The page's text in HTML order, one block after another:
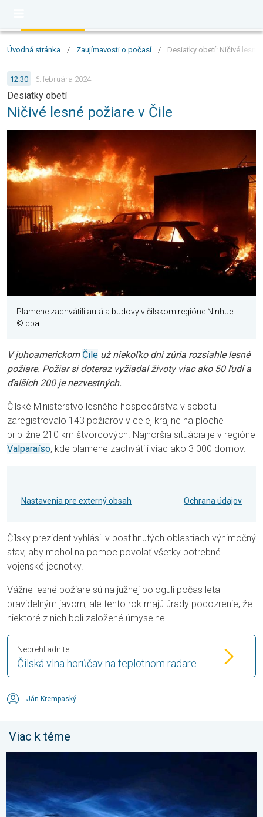
Úvodná stránka / Zaujímavosti o počasí / Desiatky obetí: Ničivé lesné
12:30 6. februára 2024
Desiatky obetí
Ničivé lesné požiare v Čile
Plamene zachvátili autá a budovy v čilskom regióne Ninhue. -
© dpa
V juhoamerickom Čile už niekoľko dní zúria rozsiahle lesné
požiare. Požiar si doteraz vyžiadal životy viac ako 50 ľudí a
ďalších 200 je nezvestných.
Čilské Ministerstvo lesného hospodárstva v sobotu
zaregistrovalo 143 požiarov v celej krajine na ploche
približne 210 km štvorcových. Najhoršia situácia je v regióne
Valparaíso, kde plamene zachvátili viac ako 3 000 domov.
Nastavenia pre externý obsah Ochrana údajov
Čílsky prezident vyhlásil v postihnutých oblastiach výnimočný
stav, aby mohol na pomoc povolať všetky potrebné
vojenské jednotky.
Vážne lesné požiare sú na južnej pologuli počas leta
pravidelným javom, ale tento rok majú úrady podozrenie, že
niektoré z nich boli založené úmyselne.
Čilská vlna horúčav na teplotnom radare
Neprehliadnite
Ján Krempaský
Viac k téme